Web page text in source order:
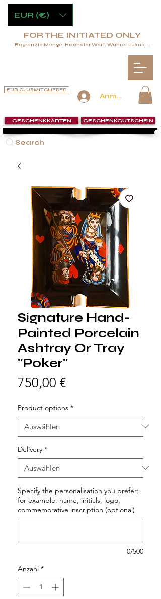
Anmelden
FÜR CLUBMITGLIEDER
Search
GESCHENKKARTEN GESCHENKGUTSCHEIN
FOR THE INITIATED ONLY
— Begrenzte Menge. Höchster Wert. Wahrer Luxus. —
EUR (€)
Signature Hand-
Painted Porcelain
Ashtray Or Tray
"Poker"
750,00 €Preis
Product options *
Delivery *
Specify the personalisation you prefer:
for example, name, initials, logo,
commemorative inscription (optional)
0/500
Anzahl *